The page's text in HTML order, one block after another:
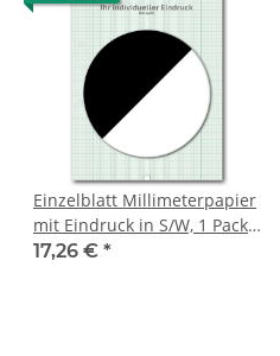
Einzelblatt Millimeterpapier
mit Eindruck in S/W, 1 Pack
zu 100 Blatt
17,26 € *